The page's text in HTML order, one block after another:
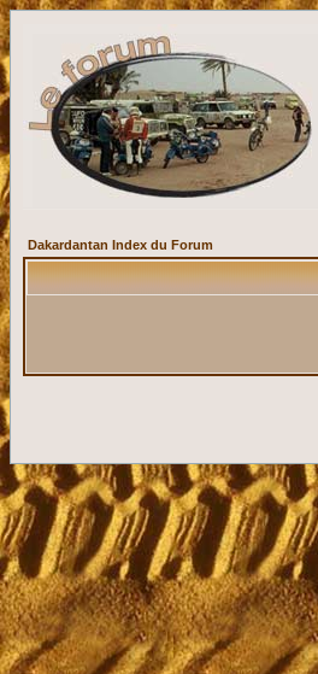
Dakardantan Index du Forum